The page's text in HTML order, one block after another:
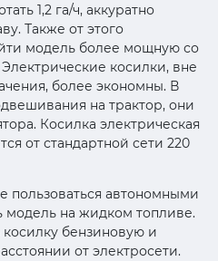
1,2 га/ч, аккуратно
Также от этого
модель более мощную со
косилки, вне
более экономны. В
на трактор, они
Косилка электрическая
от стандартной сети 220
пользоваться автономными
на жидком топливе.
бензиновую и
от электросети.